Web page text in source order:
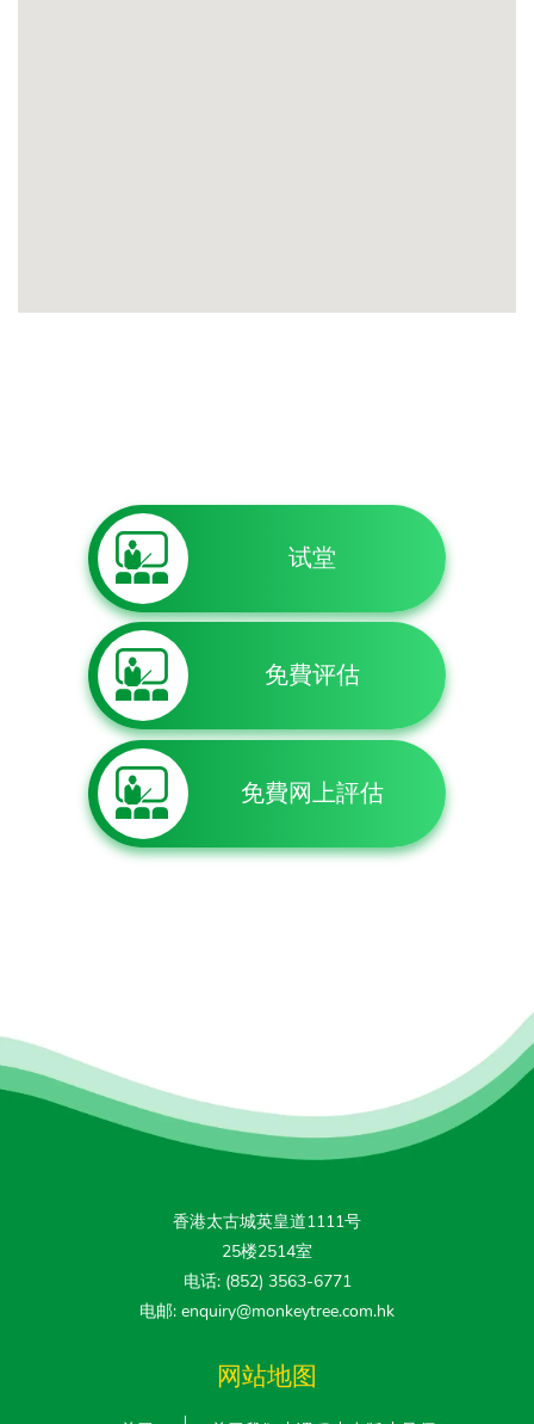
试堂
免費评估
免費网上評估
香港太古城英皇道1111号
25楼2514室
电话: (852) 3563-6771
电邮: enquiry@monkeytree.com.hk
网站地图